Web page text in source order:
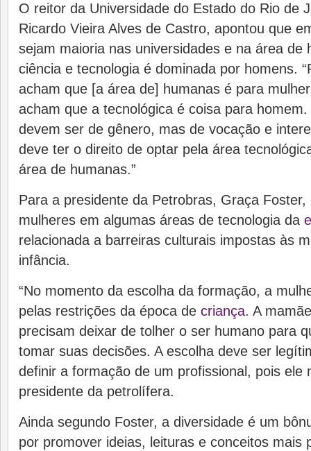
O reitor da Universidade do Estado do Rio de
Ricardo Vieira Alves de Castro, apontou que
sejam maioria nas universidades e na área de
ciência e tecnologia é dominada por homens.
acham que [a área de] humanas é para
acham que a tecnológica é coisa para
devem ser de gênero, mas de vocação e
deve ter o direito de optar pela área
área de humanas.”
Para a presidente da Petrobras, Graça
mulheres em algumas áreas de tecnologia da
relacionada a barreiras culturais impostas às
infância.
“No momento da escolha da formação, a
pelas restrições da época de criança. A
precisam deixar de tolher o ser humano para
tomar suas decisões. A escolha deve ser
definir a formação de um profissional, pois ele
presidente da petrolífera.
Ainda segundo Foster, a diversidade é um
por promover ideias, leituras e conceitos mais